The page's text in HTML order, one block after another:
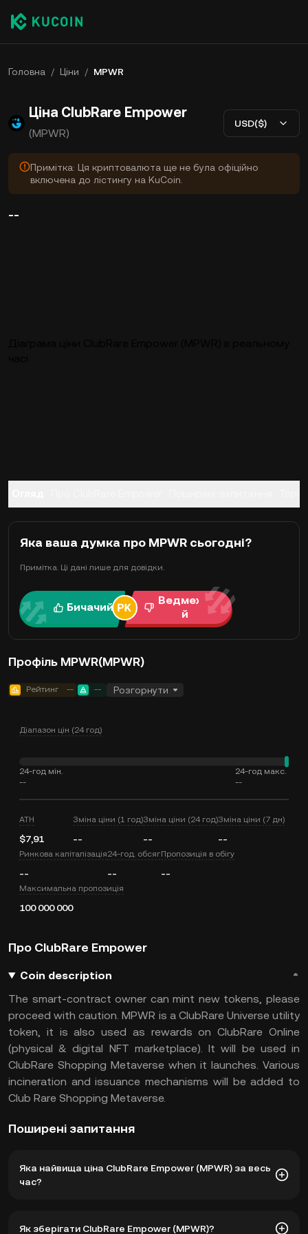
Головна / Ціни / MPWR
Ціна ClubRare Empower
(MPWR)
USD($)
Примітка: Ця криптовалюта ще не була офіційно
включена до лістингу на KuCoin.
--
Яка ваша думка про MPWR сьогодні?
Примітка. Ці дані лише для довідки.
Бичачий
Ведмежи
й
Профіль MPWR(MPWR)
Рейтинг -- -- Розгорнути
Діапазон цін (24 год)
24-год мін.
--
24-год макс.
--
ATH
$7,91
Зміна ціни (1 год)
--
Зміна ціни (24 год)
--
Зміна ціни (7 дн)
--
Ринкова капіталізація
--
24-год. обсяг
--
Пропозиція в обігу
--
Максимальна пропозиція
100 000 000
Про ClubRare Empower
Coin description
The smart-contract owner can mint new tokens, please
proceed with caution.MPWR is a ClubRare Universe utility
token, it is also used as rewards on ClubRare Online
(physical & digital NFT marketplace). It will be used in
ClubRare Shopping Metaverse when it launches. Various
incineration and issuance mechanisms will be added to
Club Rare Shopping Metaverse.
Поширені запитання
Яка найвища ціна ClubRare Empower (MPWR) за весь
час?
Як зберігати ClubRare Empower (MPWR)?